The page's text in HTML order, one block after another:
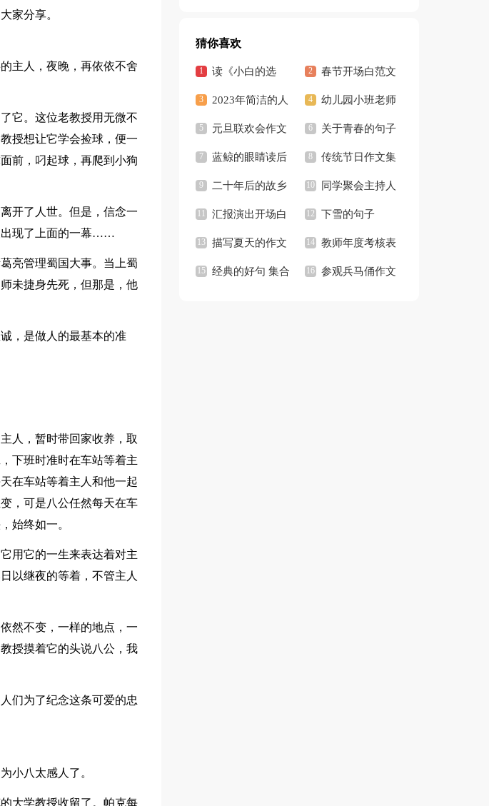
家分享。
主人，夜晚，再依依不舍
它。这位老教授用无微不
授想让它学会捡球，便一
前，叼起球，再爬到小狗
开了人世。但是，信念一
出现了上面的一幕……
亮管理蜀国大事。当上蜀
未捷身先死，但那是，他
，是做人的最基本的准
人，暂时带回家收养，取
下班时准时在车站等着主
在车站等着主人和他一起
，可是八公任然每天在车
始终如一。
用它的一生来表达着对主
以继夜的等着，不管主人
然不变，一样的地点，一
授摸着它的头说八公，我
们为了纪念这条可爱的忠
小八太感人了。
大学教授收留了。帕克每
猜你喜欢
读《小白的选
择》有感
春节开场白范文
（精选5篇）
2023年简洁的人
生感悟的好句摘录
36条
幼儿园小班老师
教学反思
元旦联欢会作文
【热门】
关于青春的句子
3篇
蓝鲸的眼睛读后
感汇编15篇
传统节日作文集
锦15篇
二十年后的故乡
作文集锦15篇
同学聚会主持人
开场白合集15篇
汇报演出开场白 下雪的句子
【热】
描写夏天的作文
15篇
教师年度考核表
个人工作总结(15篇)
经典的好句 集合 参观兵马俑作文